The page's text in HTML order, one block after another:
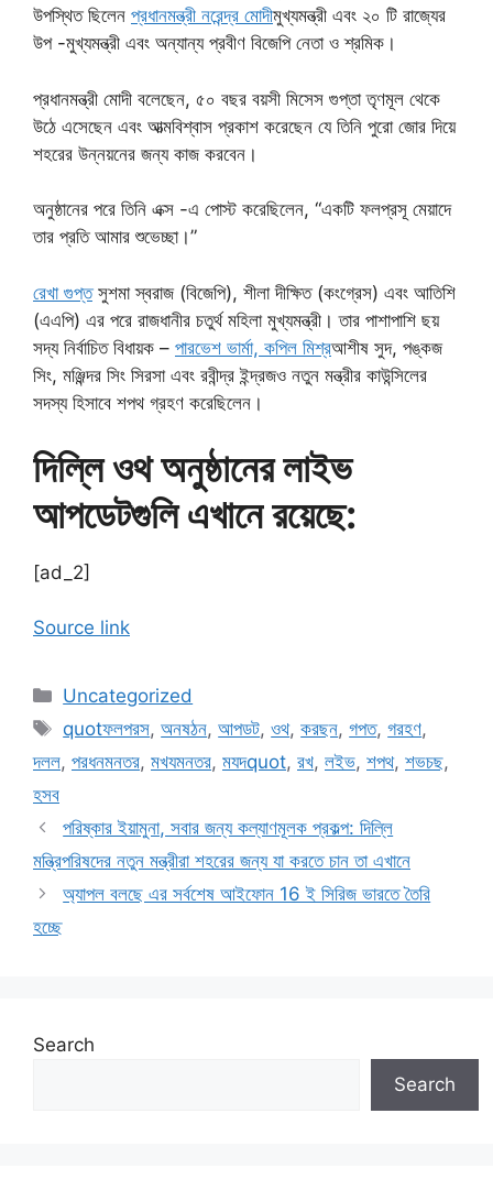
উপস্থিত ছিলেন প্রধানমন্ত্রী নরেন্দ্র মোদীমুখ্যমন্ত্রী এবং ২০ টি রাজ্যের
উপ -মুখ্যমন্ত্রী এবং অন্যান্য প্রবীণ বিজেপি নেতা ও শ্রমিক।
প্রধানমন্ত্রী মোদী বলেছেন, ৫০ বছর বয়সী মিসেস গুপ্তা তৃণমূল থেকে
উঠে এসেছেন এবং আত্মবিশ্বাস প্রকাশ করেছেন যে তিনি পুরো জোর দিয়ে
শহরের উন্নয়নের জন্য কাজ করবেন।
অনুষ্ঠানের পরে তিনি এক্স -এ পোস্ট করেছিলেন, “একটি ফলপ্রসূ মেয়াদে
তার প্রতি আমার শুভেচ্ছা।”
রেখা গুপ্তসুশমা স্বরাজ (বিজেপি), শীলা দীক্ষিত (কংগ্রেস) এবং আতিশি
(এএপি) এর পরে রাজধানীর চতুর্থ মহিলা মুখ্যমন্ত্রী। তার পাশাপাশি ছয়
সদ্য নির্বাচিত বিধায়ক – পারভেশ ভার্মা, কপিল মিশ্রআশীষ সুদ, পঙ্কজ
সিং, মঞ্জিন্দর সিং সিরসা এবং রবীন্দ্র ইন্দ্রজও নতুন মন্ত্রীর কাউন্সিলের
সদস্য হিসাবে শপথ গ্রহণ করেছিলেন।
দিল্লি ওথ অনুষ্ঠানের লাইভ
আপডেটগুলি এখানে রয়েছে:
[ad_2]
Source link
Categories
Uncategorized
Tags
quotফলপরস,অনষঠন,আপডট,ওথ,করছন,গপত,গরহণ,
দলল, পরধনমনতর, মখযমনতর, মযদquot, রখ, লইভ, শপথ, শভচছ,
হসব
পরিষ্কার ইয়ামুনা, সবার জন্য কল্যাণমূলক প্রকল্প: দিল্লি
মন্ত্রিপরিষদের নতুন মন্ত্রীরা শহরের জন্য যা করতে চান তা এখানে
অ্যাপল বলছে এর সর্বশেষ আইফোন 16 ই সিরিজ ভারতে তৈরি
হচ্ছে
Search
Search